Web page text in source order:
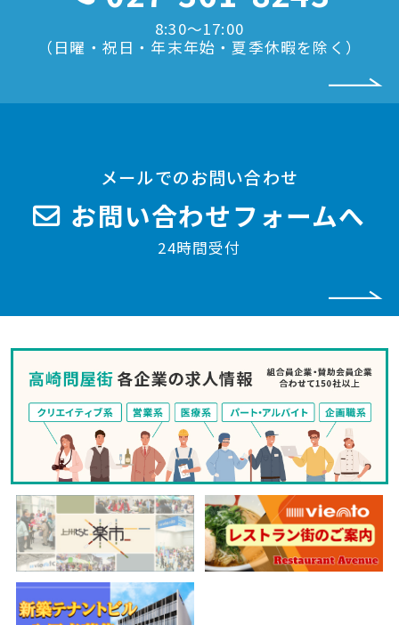
8:30〜17:00
（日曜・祝日・年末年始・夏季休暇を除く）
メールでのお問い合わせ
お問い合わせフォームへ
24時間受付